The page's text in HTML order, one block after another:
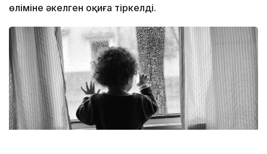
өліміне әкелген оқиға тіркелді.